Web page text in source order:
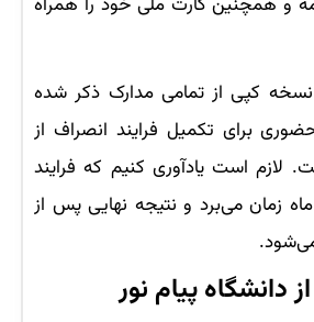
کپی از تمامی مدارک ذکر شده
برای تکمیل فرایند انصراف از
لازم است یادآوری کنیم که فرایند
انصراف به مدت 1 ماه زمان می‌برد و نتیجه نهایی پس از
دانشگاه پیام نور